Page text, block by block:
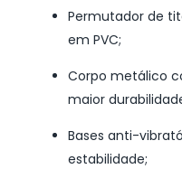
Permutador de
em PVC;
Corpo metálico
maior
Bases anti-
estabilidade;